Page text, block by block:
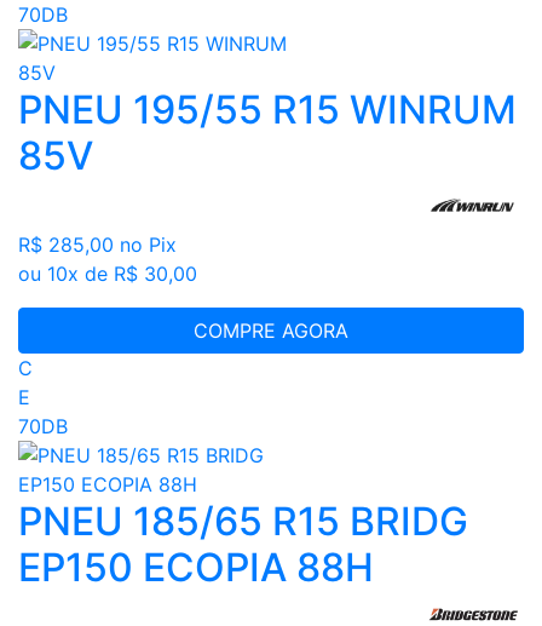
70DB
PNEU 195/55 R15 WINRUM
85V
R$ 285,00 no Pix
ou 10x de R$ 30,00
COMPRE AGORA
C
E
70DB
PNEU 185/65 R15 BRIDG
EP150 ECOPIA 88H